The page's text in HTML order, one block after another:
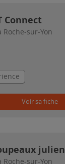
Connect
Roche-sur-Yon
Voir sa fiche
julien
Roche-sur-Yon